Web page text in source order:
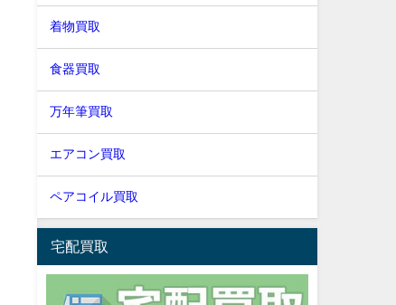
着物買取
食器買取
万年筆買取
エアコン買取
ペアコイル買取
宅配買取